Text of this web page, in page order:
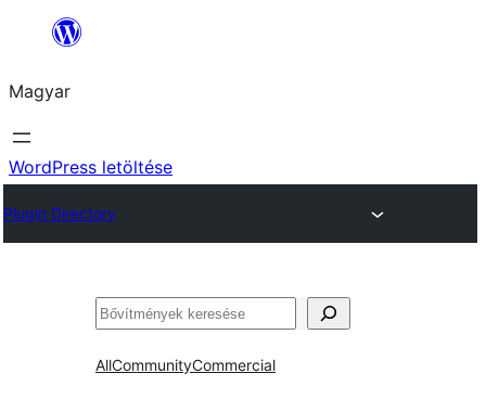
Ugrás
tartalomhoz
Magyar
WordPress letöltése
Plugin Directory
Keresés
AllCommunityCommercial